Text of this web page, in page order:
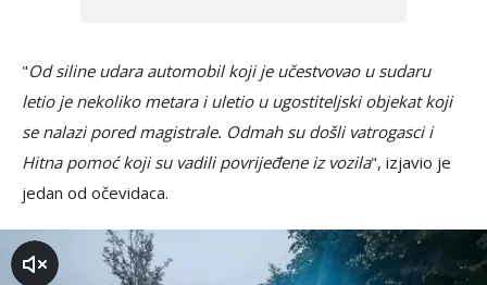
"Od siline udara automobil koji je učestvovao u sudaru
letio je nekoliko metara i uletio u ugostiteljski objekat koji
se nalazi pored magistrale. Odmah su došli vatrogasci i
Hitna pomoć koji su vadili povrijeđene iz vozila", izjavio je
jedan od očevidaca.